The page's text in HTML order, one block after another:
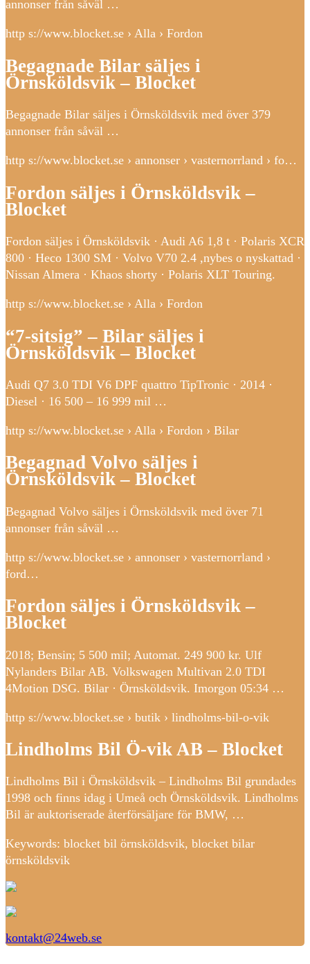
annonser från såväl …
http s://www.blocket.se › Alla › Fordon
Begagnade Bilar säljes i
Örnsköldsvik – Blocket
Begagnade Bilar säljes i Örnsköldsvik med över 379
annonser från såväl …
http s://www.blocket.se › annonser › vasternorrland › fo…
Fordon säljes i Örnsköldsvik –
Blocket
Fordon säljes i Örnsköldsvik · Audi A6 1,8 t · Polaris XCR
800 · Heco 1300 SM · Volvo V70 2.4 ,nybes o nyskattad ·
Nissan Almera · Khaos shorty · Polaris XLT Touring.
http s://www.blocket.se › Alla › Fordon
“7-sitsig” – Bilar säljes i
Örnsköldsvik – Blocket
Audi Q7 3.0 TDI V6 DPF quattro TipTronic · 2014 ·
Diesel · 16 500 – 16 999 mil …
http s://www.blocket.se › Alla › Fordon › Bilar
Begagnad Volvo säljes i
Örnsköldsvik – Blocket
Begagnad Volvo säljes i Örnsköldsvik med över 71
annonser från såväl …
http s://www.blocket.se › annonser › vasternorrland ›
ford…
Fordon säljes i Örnsköldsvik –
Blocket
2018; Bensin; 5 500 mil; Automat. 249 900 kr. Ulf
Nylanders Bilar AB. Volkswagen Multivan 2.0 TDI
4Motion DSG. Bilar · Örnsköldsvik. Imorgon 05:34 …
http s://www.blocket.se › butik › lindholms-bil-o-vik
Lindholms Bil Ö-vik AB – Blocket
Lindholms Bil i Örnsköldsvik – Lindholms Bil grundades
1998 och finns idag i Umeå och Örnsköldsvik. Lindholms
Bil är auktoriserade återförsäljare för BMW, …
Keywords: blocket bil örnsköldsvik, blocket bilar
örnsköldsvik
kontakt@24web.se